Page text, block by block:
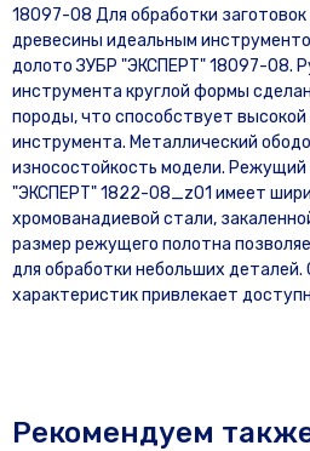
18097-08 Для обработки
древесины идеальным
долото ЗУБР "ЭКСПЕРТ" 18097-08.
инструмента круглой формы
породы, что способствует
инструмента. Металлический
износостойкость модели.
"ЭКСПЕРТ" 1822-08_z01 имеет
хромованадиевой стали,
размер режущего полотна
для обработки небольших
характеристик привлекает
Рекомендуем